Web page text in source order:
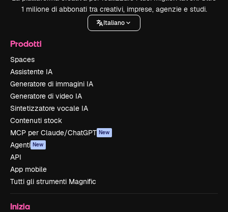
1 milione di abbonati tra creativi, imprese, agenzie e studi.
Italiano
Prodotti
Spaces
Assistente IA
Generatore di immagini IA
Generatore di video IA
Sintetizzatore vocale IA
Contenuti stock
MCP per Claude/ChatGPT New
Agenti New
API
App mobile
Tutti gli strumenti Magnific
Inizia